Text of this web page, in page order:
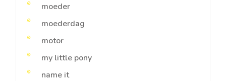
moeder
moederdag
motor
my little pony
name it